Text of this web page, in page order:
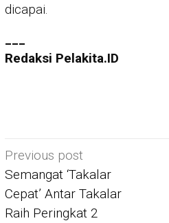
dicapai.
Redaksi Pelakita.ID
Post
navigation
Previous post
Semangat ‘Takalar
Cepat’ Antar Takalar
Raih Peringkat 2